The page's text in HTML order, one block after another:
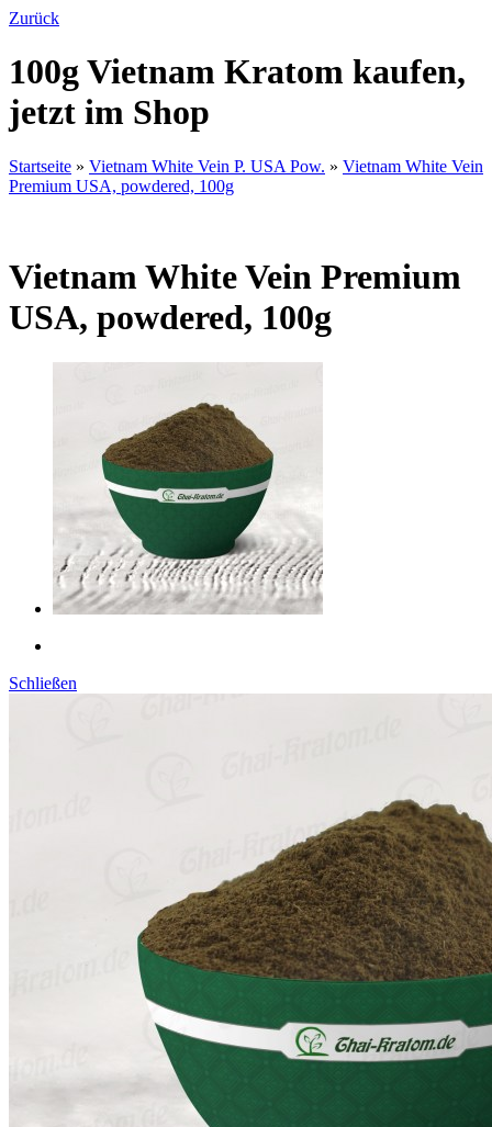
Zurück
100g Vietnam Kratom kaufen,
jetzt im Shop
Startseite » Vietnam White Vein P. USA Pow. » Vietnam White Vein
Premium USA, powdered, 100g
Vietnam White Vein Premium
USA, powdered, 100g
Schließen